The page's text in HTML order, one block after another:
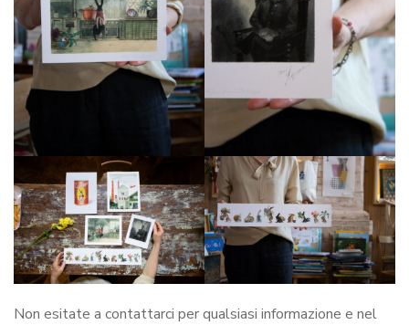
Non esitate a contattarci per qualsiasi informazione e nel